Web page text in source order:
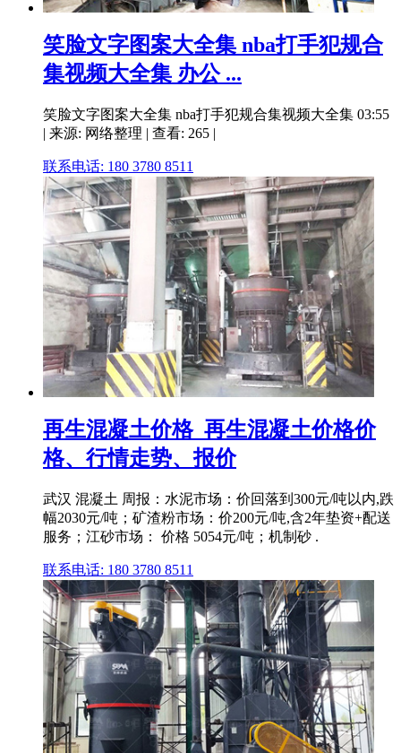
笑脸文字图案大全集 nba打手犯规合
集视频大全集 办公 ...
笑脸文字图案大全集 nba打手犯规合集视频大全集 03:55
| 来源: 网络整理 | 查看: 265 |
联系电话: 180 3780 8511
再生混凝土价格_再生混凝土价格价
格、行情走势、报价
武汉 混凝土 周报：水泥市场：价回落到300元/吨以内,跌
幅2030元/吨；矿渣粉市场：价200元/吨,含2年垫资+配送
服务；江砂市场： 价格 5054元/吨；机制砂 .
联系电话: 180 3780 8511